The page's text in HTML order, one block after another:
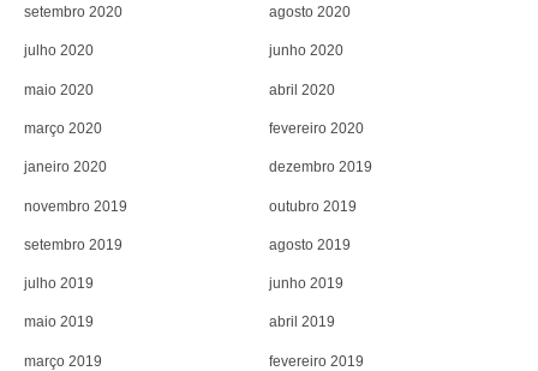
setembro 2020 agosto 2020
julho 2020 junho 2020
maio 2020 abril 2020
março 2020 fevereiro 2020
janeiro 2020 dezembro 2019
novembro 2019 outubro 2019
setembro 2019 agosto 2019
julho 2019 junho 2019
maio 2019 abril 2019
março 2019 fevereiro 2019